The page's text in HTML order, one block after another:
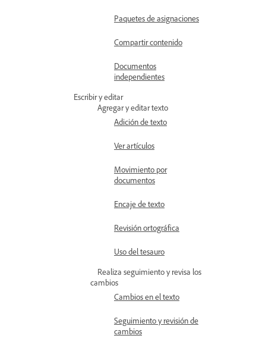
Paquetes de asignaciones
Compartir contenido
Documentos
independientes
Escribir y editar
Agregar y editar texto
Adición de texto
Ver artículos
Movimiento por
documentos
Encaje de texto
Revisión ortográfica
Uso del tesauro
Realiza seguimiento y revisa los
cambios
Cambios en el texto
Seguimiento y revisión de
cambios